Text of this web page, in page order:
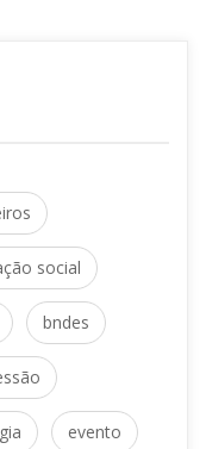
social
bnde
evento